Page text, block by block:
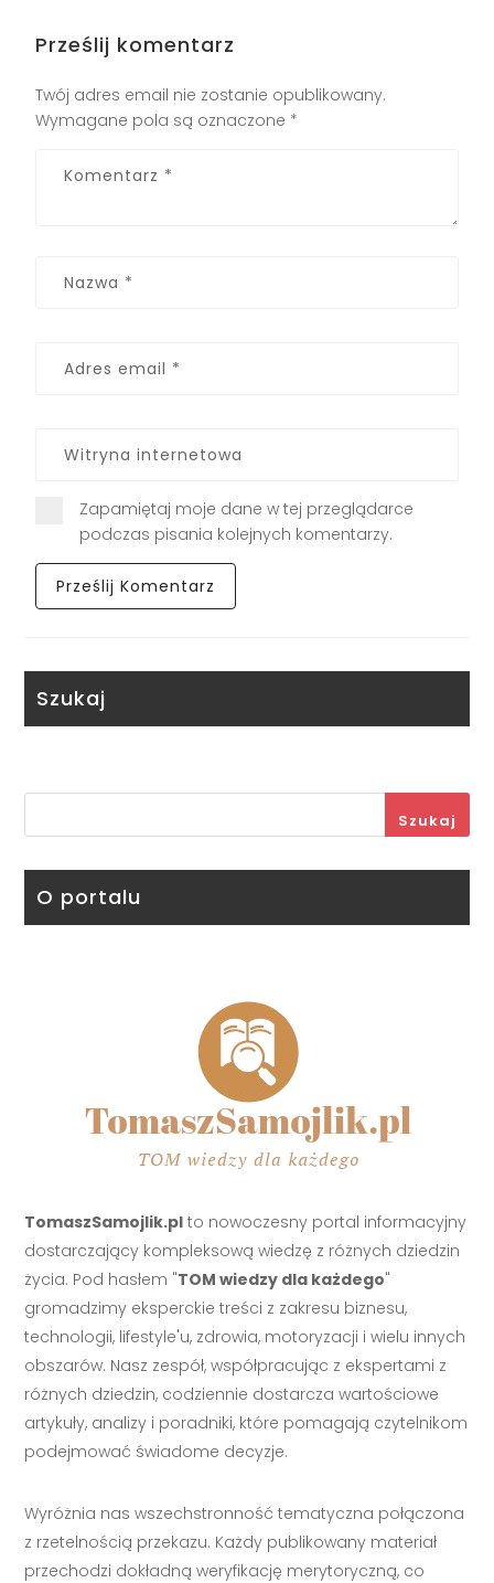
Prześlij komentarz
Twój adres email nie zostanie opublikowany.
Wymagane pola są oznaczone *
Zapamiętaj moje dane w tej przeglądarce
podczas pisania kolejnych komentarzy.
Szukaj
Szukaj
O portalu
TomaszSamojlik.pl to nowoczesny portal informacyjny
dostarczający kompleksową wiedzę z różnych dziedzin
życia. Pod hasłem "TOM wiedzy dla każdego"
gromadzimy eksperckie treści z zakresu biznesu,
technologii, lifestyle'u, zdrowia, motoryzacji i wielu innych
obszarów. Nasz zespół, współpracując z ekspertami z
różnych dziedzin, codziennie dostarcza wartościowe
artykuły, analizy i poradniki, które pomagają czytelnikom
podejmować świadome decyzje.
Wyróżnia nas wszechstronność tematyczna połączona
z rzetelnością przekazu. Każdy publikowany materiał
przechodzi dokładną weryfikację merytoryczną, co